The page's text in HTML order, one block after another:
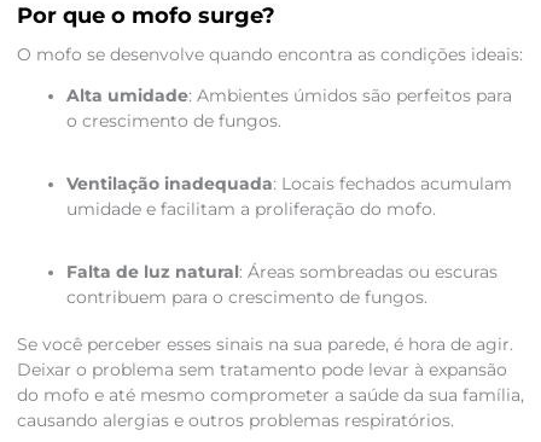
Por que o mofo surge?
O mofo se desenvolve quando encontra as condições ideais:
Alta umidade: Ambientes úmidos são perfeitos para
o crescimento de fungos.
Ventilação inadequada: Locais fechados acumulam
umidade e facilitam a proliferação do mofo.
Falta de luz natural: Áreas sombreadas ou escuras
contribuem para o crescimento de fungos.
Se você perceber esses sinais na sua parede, é hora de agir.
Deixar o problema sem tratamento pode levar à expansão
do mofo e até mesmo comprometer a saúde da sua família,
causando alergias e outros problemas respiratórios.